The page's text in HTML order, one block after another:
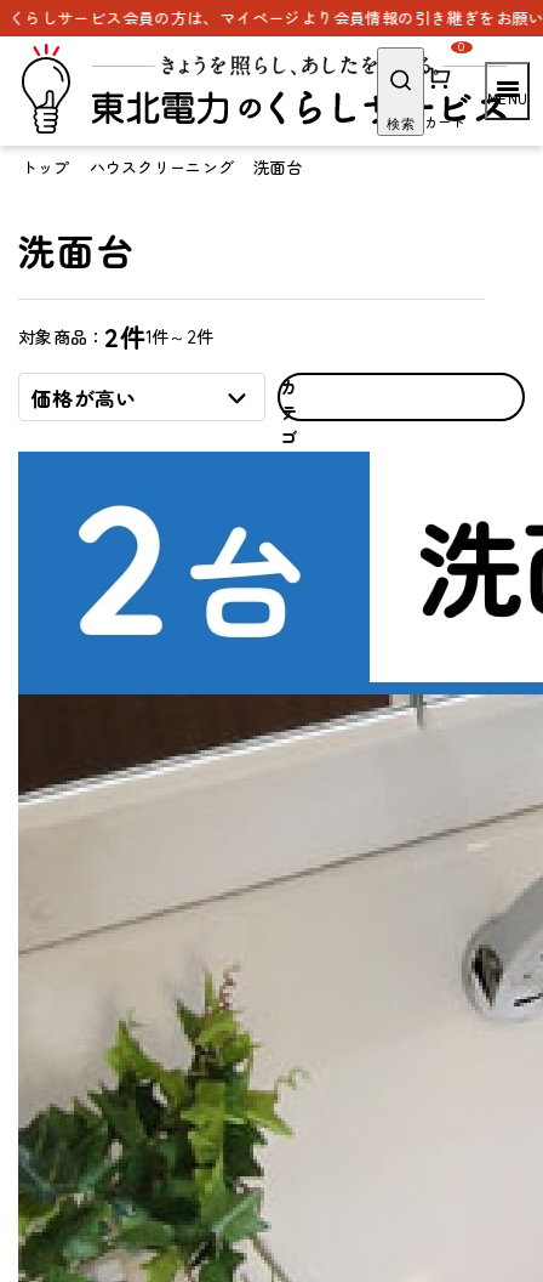
サービス会員の方は、マイページより会員情報の引き継ぎをお願いいた
検索 カート
0
トップ ハウスクリーニング 洗面台
洗面台
対象商品： 2件1件～2件
価格が高い
カ
テ
ゴ